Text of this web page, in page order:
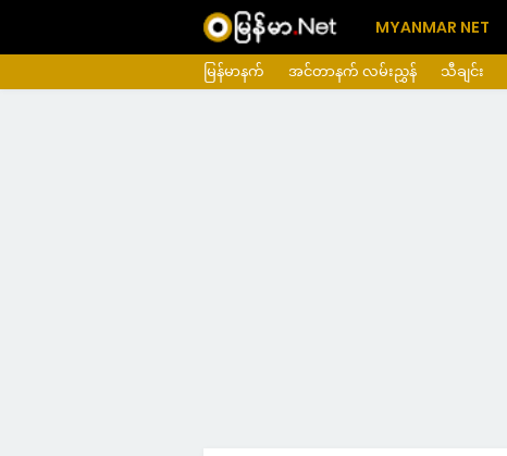
MYANMAR NET
မြန်မာနက် အင်တာနက် လမ်းညွှန် သီချင်း